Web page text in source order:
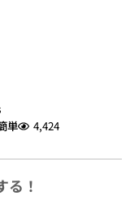
単 4,424
る！